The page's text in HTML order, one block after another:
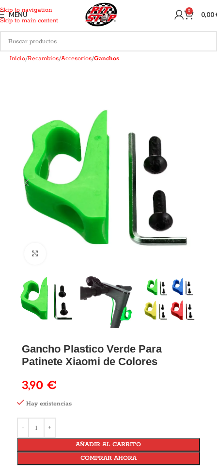
Skip to navigation
Skip to main content
MENU 0 0,00
Inicio Recambios Accesorios Ganchos
Gancho Plastico Verde Para
Patinete Xiaomi de Colores
3,90 €
Hay existencias
AÑADIR AL CARRITO
COMPRAR AHORA